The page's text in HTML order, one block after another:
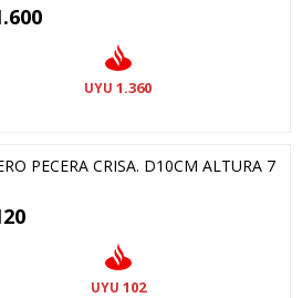
UYU 1.360
PECERA CRISA. D10CM ALTURA 7
UYU 102